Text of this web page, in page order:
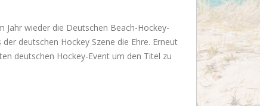
Jahr wieder die Deutschen Beach-Hockey-
deutschen Hockey Szene die Ehre. Erneut
deutschen Hockey-Event um den Titel zu